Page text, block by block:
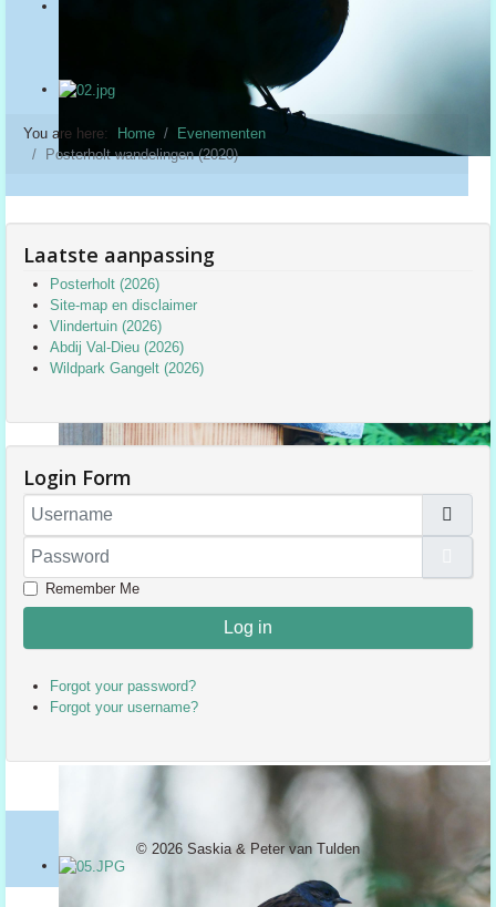
You are here: Home
Evenementen
Posterholt wandelingen (2020)
Laatste aanpassing
Posterholt (2026)
Site-map en disclaimer
Vlindertuin (2026)
Abdij Val-Dieu (2026)
Wildpark Gangelt (2026)
Login Form
Username
Password
Remember Me
Log in
Forgot your password?
Forgot your username?
© 2026 Saskia & Peter van Tulden